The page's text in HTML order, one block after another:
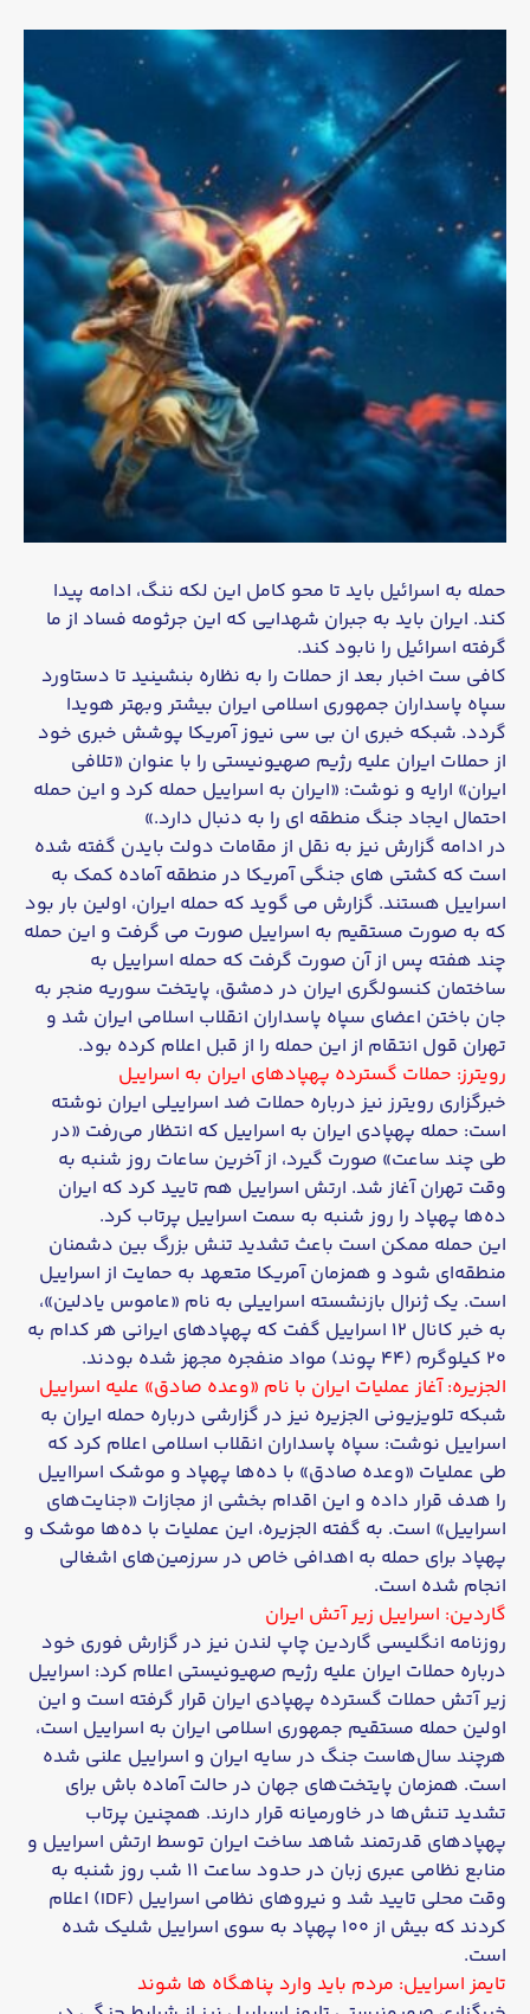
حمله به اسرائیل باید تا محو کامل این لکه ننگ، ادامه پیدا
کند. ایران باید به جبران شهدایی که این جرثومه فساد از ما
گرفته اسرائیل را نابود کند.
کافی ست اخبار بعد از حملات را به نظاره بنشینید تا دستاورد
سپاه پاسداران جمهوری اسلامی ایران بیشتر وبهتر هویدا
گردد. شبکه خبری ان بی سی نیوز آمریکا پوشش خبری خود
از حملات ایران علیه رژیم صهیونیستی را با عنوان «تلافی
ایران» ارایه و نوشت: «ایران به اسراییل حمله کرد و این حمله
احتمال ایجاد جنگ منطقه ای را به دنبال دارد.»
در ادامه گزارش نیز به نقل از مقامات دولت بایدن گفته شده
است که کشتی های جنگی آمریکا در منطقه آماده کمک به
اسراییل هستند. گزارش می گوید که حمله ایران، اولین بار بود
که به صورت مستقیم به اسراییل صورت می گرفت و این حمله
چند هفته پس از آن صورت گرفت که حمله اسراییل به
ساختمان کنسولگری ایران در دمشق، پایتخت سوریه منجر به
جان باختن اعضای سپاه پاسداران انقلاب اسلامی ایران شد و
تهران قول انتقام از این حمله را از قبل اعلام کرده بود.
رویترز: حملات گسترده پهپادهای ایران به اسراییل
خبرگزاری رویترز نیز درباره حملات ضد اسراییلی ایران نوشته
است: حمله پهپادی ایران به اسراییل که انتظار می‌رفت «در
طی چند ساعت» صورت گیرد، از آخرین ساعات روز شنبه به
وقت تهران آغاز شد. ارتش اسراییل هم تایید کرد که ایران
ده‌ها پهپاد را روز شنبه به سمت اسراییل پرتاب کرد.
این حمله ممکن است باعث تشدید تنش بزرگ بین دشمنان
منطقه‌ای شود و همزمان آمریکا متعهد به حمایت از اسراییل
است. یک ژنرال بازنشسته اسراییلی به نام «عاموس یادلین»،
به خبر کانال ۱۲ اسراییل گفت که پهپادهای ایرانی هر کدام به
۲۰ کیلوگرم (۴۴ پوند) مواد منفجره مجهز شده بودند.
الجزیره: آغاز عملیات ایران با نام «وعده صادق» علیه اسراییل
شبکه تلویزیونی الجزیره نیز در گزارشی درباره حمله ایران به
اسراییل نوشت: سپاه پاسداران انقلاب اسلامی اعلام کرد که
طی عملیات «وعده صادق» با ده‌ها پهپاد و موشک اسرااییل
را هدف قرار داده و این اقدام بخشی از مجازات «جنایت‌های
اسراییل» است. به گفته الجزیره، این عملیات با ده‌ها موشک و
پهپاد برای حمله به اهدافی خاص در سرزمین‌های اشغالی
انجام شده است.
گاردین: اسراییل زیر آتش ایران
روزنامه انگلیسی گاردین چاپ لندن نیز در گزارش فوری خود
درباره حملات ایران علیه رژیم صهیونیستی اعلام کرد: اسراییل
زیر آتش حملات گسترده پهپادی ایران قرار گرفته است و این
اولین حمله مستقیم جمهوری اسلامی ایران به اسراییل است،
هرچند سال‌هاست جنگ در سایه ایران و اسراییل علنی شده
است. همزمان پایتخت‌های جهان در حالت آماده باش برای
تشدید تنش‌ها در خاورمیانه قرار دارند. همچنین پرتاب
پهپادهای قدرتمند شاهد ساخت ایران توسط ارتش اسراییل و
منابع نظامی عبری زبان در حدود ساعت ۱۱ شب روز شنبه به
وقت محلی تایید شد و نیروهای نظامی اسراییل (IDF) اعلام
کردند که بیش از ۱۰۰ پهپاد به سوی اسراییل شلیک شده
است.
تایمز اسراییل: مردم باید وارد پناهگاه ها شوند